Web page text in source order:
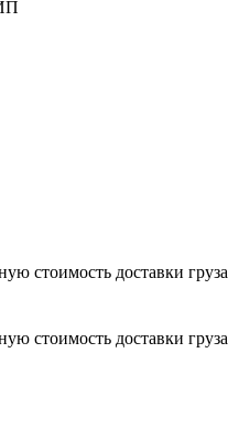
стоимость доставки груза
стоимость доставки груза